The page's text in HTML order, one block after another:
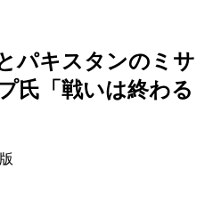
パキスタンのミサ
氏「戦いは終わる